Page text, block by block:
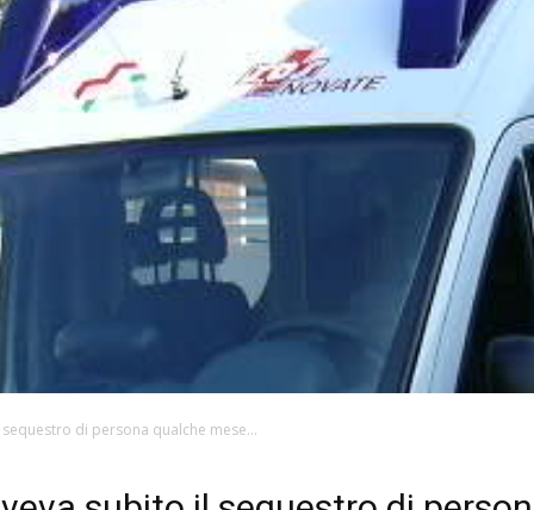
di persona qualche mese...